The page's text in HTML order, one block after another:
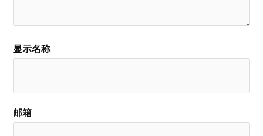
显示名称
邮箱